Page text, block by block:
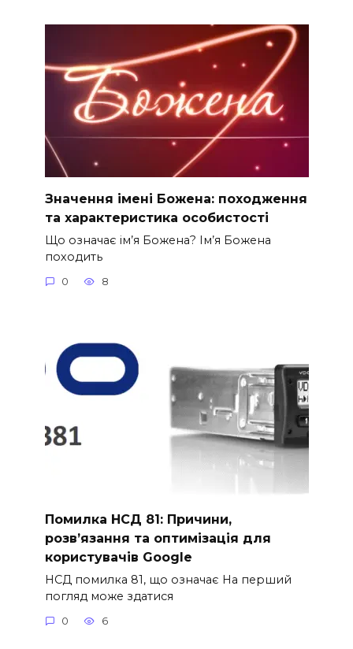
Значення імені Божена: походження
та характеристика особистості
Що означає ім’я Божена? Ім’я Божена
походить
0 8
Помилка НСД 81: Причини,
розв’язання та оптимізація для
користувачів Google
НСД помилка 81, що означає На перший
погляд може здатися
0 6